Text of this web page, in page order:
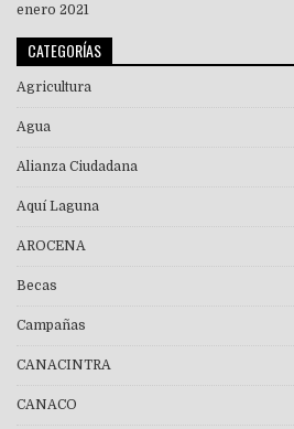
enero 2021
CATEGORÍAS
Agricultura
Agua
Alianza Ciudadana
Aquí Laguna
AROCENA
Becas
Campañas
CANACINTRA
CANACO